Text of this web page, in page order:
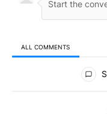
ALL COMMENTS
All Comments